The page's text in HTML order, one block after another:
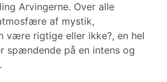
Arvingerne. Over alle
af mystik,
være rigtige eller ikke?, en hel
spændende på en intens og